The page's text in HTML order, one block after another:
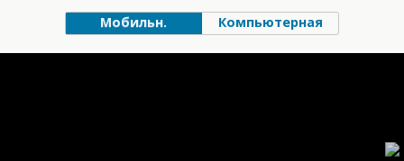
Мобильн. Компьютерная